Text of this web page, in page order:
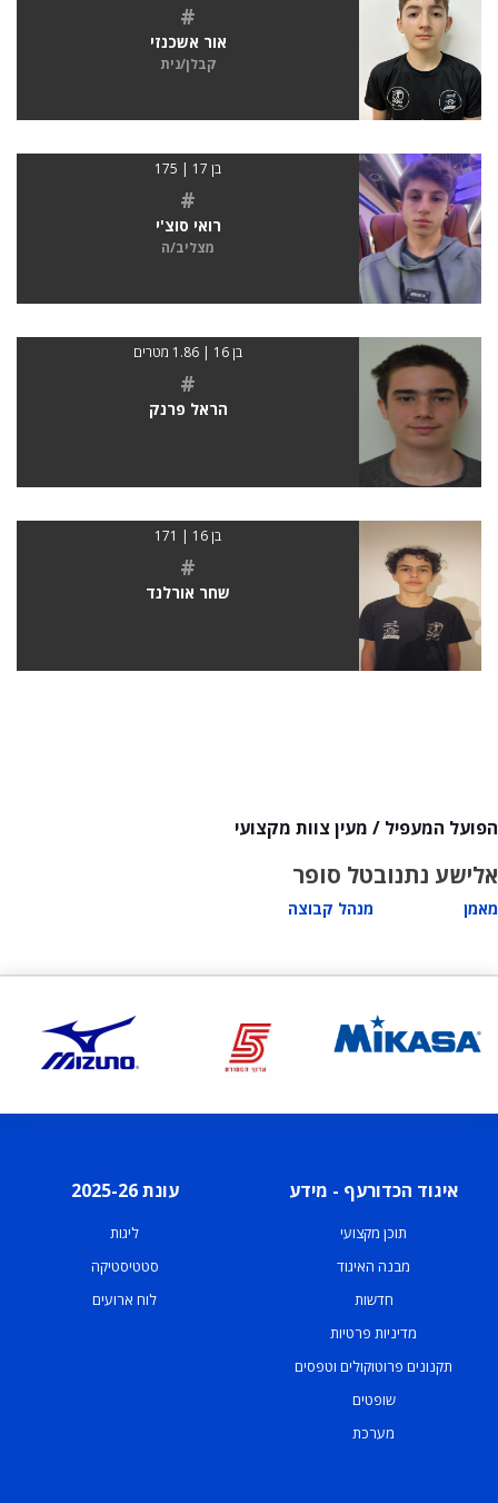
#
אור אשכנזי
קבלן/נית
בן 17 | 175
#
רואי סוצ'י
מצליב/ה
בן 16 | 1.86 מטרים
#
הראל פרנק
בן 16 | 171
#
שחר אורלנד
הפועל המעפיל / מעין צוות מקצועי
אלישע נתנוב
מאמן
טל סופר
מנהל קבוצה
איגוד הכדורעף - מידע
תוכן מקצועי
מבנה האיגוד
חדשות
מדיניות פרטיות
תקנונים פרוטוקולים וטפסים
שופטים
מערכת
עונת 2025-26
ליגות
סטטיסטיקה
לוח ארועים